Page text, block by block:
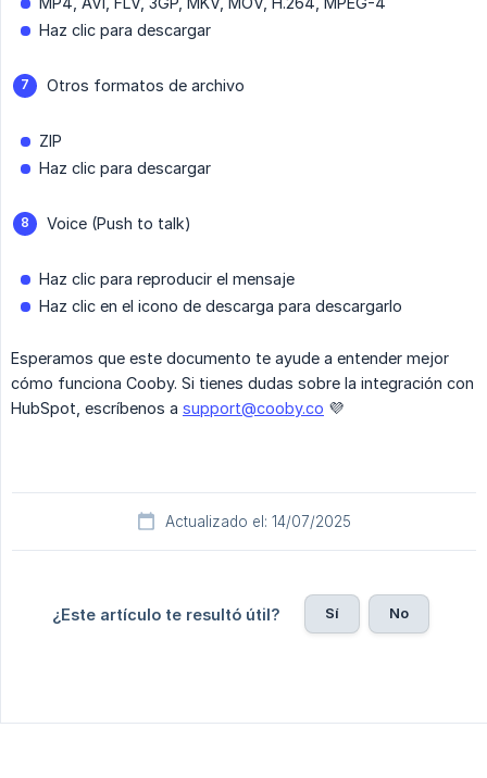
Haz clic para descargar
Otros formatos de archivo
ZIP
Haz clic para descargar
Voice (Push to talk)
Haz clic para reproducir el mensaje
Haz clic en el icono de descarga para descargarlo
Esperamos que este documento te ayude a entender mejor
cómo funciona Cooby. Si tienes dudas sobre la integración con
HubSpot, escríbenos a support@cooby.co 💜
Actualizado el: 14/07/2025
¿Este artículo te resultó útil? Sí No